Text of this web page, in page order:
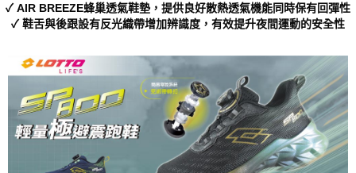
１．透過由恩沛科技股份有限公司提供之「AFTEE先享後付」服務完成之交
易，需依本服務之必要範圍內提供個人資料，並將交易相關給付款項請求債
https://aftee.tw/terms/#terms3
３．未成年的使用者請事先徵得法定代理人或監護人之同意方可使用
「AFTEE先享後付」，若未經同意申辦者引起之損失，本公司不負相關責
任。
４．使用「AFTEE先享後付」時，將依據個別帳號之用戶狀況，依本公司即
時審查核予不同之上限額度；若仍有額度不足之情形，本公司將視審查結果
５．嚴禁一人註冊多個帳號或使用他人資訊註冊。若發現惡意使用之情形，
每筆NT$90，滿NT$999(含以上)免運費
✓ AIR BREEZE蜂巢透氣鞋墊，提供良好散熱透氣機能同時保有回彈性
✓ 鞋舌與後跟設有反光織帶增加辨識度，有效提升夜間運動的安全性